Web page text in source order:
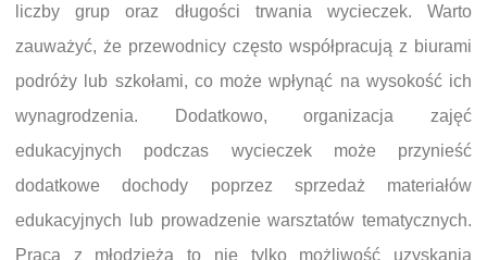
liczby grup oraz długości trwania wycieczek. Warto
zauważyć, że przewodnicy często współpracują z biurami
podróży lub szkołami, co może wpłynąć na wysokość ich
wynagrodzenia. Dodatkowo, organizacja zajęć
edukacyjnych podczas wycieczek może przynieść
dodatkowe dochody poprzez sprzedaż materiałów
edukacyjnych lub prowadzenie warsztatów tematycznych.
Praca z młodzieżą to nie tylko możliwość uzyskania